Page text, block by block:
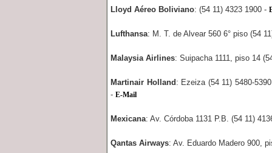
Lloyd Aéreo Boliviano: (54 11) 4323 1900 -
Lufthansa: M. T. de Alvear 560 6° piso (54
Malaysia Airlines: Suipacha 1111, piso 14
Martinair Holland : Ezeiza (54 11) 5480-
- E-Mail
Mexicana: Av. Córdoba 1131 P.B. (54 11)
Qantas Airways: Av. Eduardo Madero 900,